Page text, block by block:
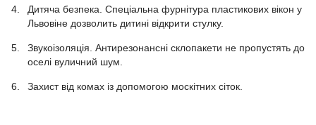
Дитяча безпека. Спеціальна фурнітура пластикових вікон у
Львовіне дозволить дитині відкрити стулку.
Звукоізоляція. Антирезонансні склопакети не пропустять до
оселі вуличний шум.
Захист від комах із допомогою москітних сіток.